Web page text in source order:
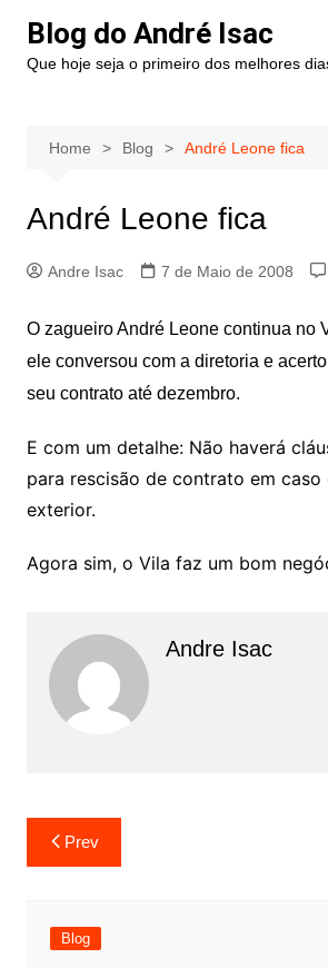
Blog do André Isac
Que hoje seja o primeiro dos melhores
Home Blog André Leone fica
André Leone fica
Andre Isac 7 de Maio de 2008
O zagueiro André Leone continua no
ele conversou com a diretoria e
seu contrato até dezembro.
E com um detalhe: Não haverá
para rescisão de contrato em
exterior.
Agora sim, o Vila faz um bom
Andre Isac
Prev
Blog